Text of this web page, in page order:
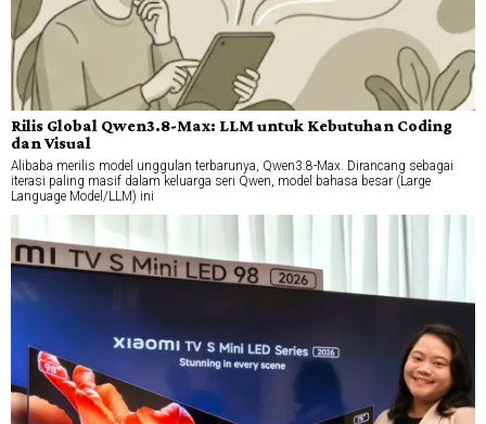
Rilis Global Qwen3.8-Max: LLM untuk Kebutuhan Coding
dan Visual
Alibaba merilis model unggulan terbarunya, Qwen3.8-Max. Dirancang sebagai
iterasi paling masif dalam keluarga seri Qwen, model bahasa besar (Large
Language Model/LLM) ini